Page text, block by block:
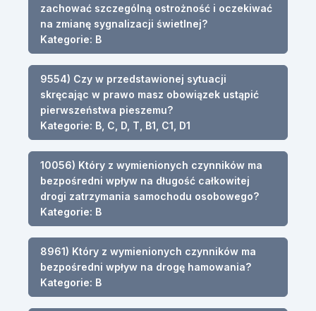
zachować szczególną ostrożność i oczekiwać
na zmianę sygnalizacji świetlnej?
Kategorie: B
9554) Czy w przedstawionej sytuacji
skręcając w prawo masz obowiązek ustąpić
pierwszeństwa pieszemu?
Kategorie: B, C, D, T, B1, C1, D1
10056) Który z wymienionych czynników ma
bezpośredni wpływ na długość całkowitej
drogi zatrzymania samochodu osobowego?
Kategorie: B
8961) Który z wymienionych czynników ma
bezpośredni wpływ na drogę hamowania?
Kategorie: B